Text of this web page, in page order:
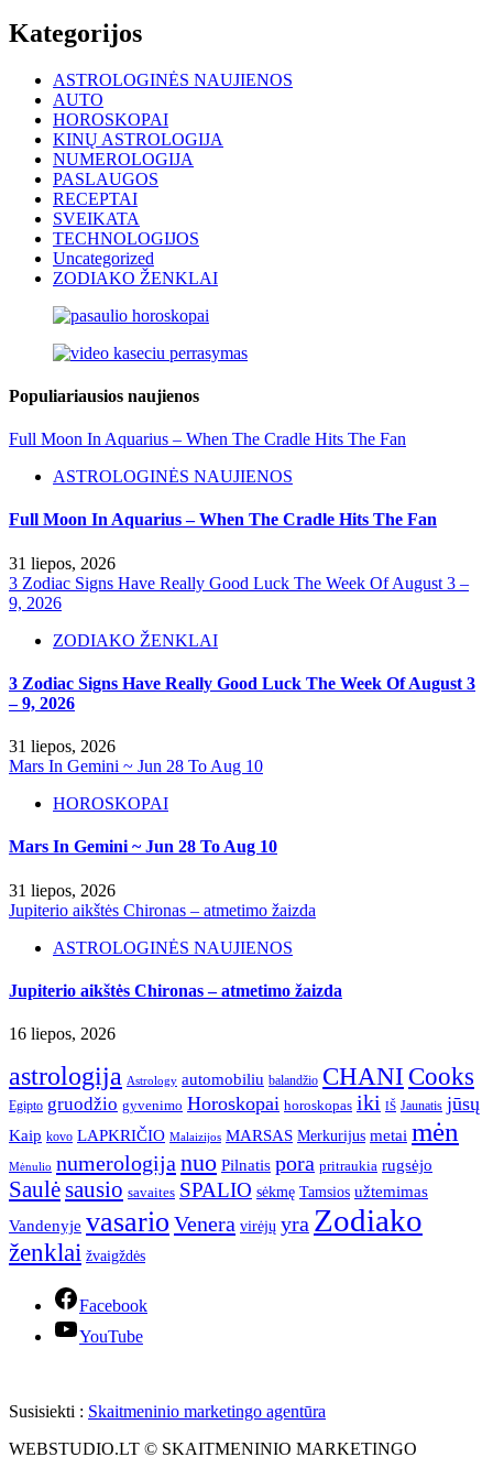
Kategorijos
ASTROLOGINĖS NAUJIENOS
AUTO
HOROSKOPAI
KINŲ ASTROLOGIJA
NUMEROLOGIJA
PASLAUGOS
RECEPTAI
SVEIKATA
TECHNOLOGIJOS
Uncategorized
ZODIAKO ŽENKLAI
Populiariausios naujienos
Full Moon In Aquarius – When The Cradle Hits The Fan
ASTROLOGINĖS NAUJIENOS
Full Moon In Aquarius – When The Cradle Hits The Fan
31 liepos, 2026
3 Zodiac Signs Have Really Good Luck The Week Of August 3 –
9, 2026
ZODIAKO ŽENKLAI
3 Zodiac Signs Have Really Good Luck The Week Of August 3
– 9, 2026
31 liepos, 2026
Mars In Gemini ~ Jun 28 To Aug 10
HOROSKOPAI
Mars In Gemini ~ Jun 28 To Aug 10
31 liepos, 2026
Jupiterio aikštės Chironas – atmetimo žaizda
ASTROLOGINĖS NAUJIENOS
Jupiterio aikštės Chironas – atmetimo žaizda
16 liepos, 2026
astrologija Astrology automobiliu balandžio CHANI Cooks
Egipto gruodžio gyvenimo Horoskopai horoskopas iki IŠ Jaunatis jūsų
Kaip kovo LAPKRIČIO Malaizijos MARSAS Merkurijus metai mėn
Mėnulio numerologija nuo Pilnatis pora pritraukia rugsėjo
Saulėsausio savaites SPALIO sėkmę Tamsios užtemimas
Vandenyje vasario Venera virėjų yra Zodiako
ženklai žvaigždės
Facebook
YouTube
Susisiekti : Skaitmeninio marketingo agentūra
WEBSTUDIO.LT © SKAITMENINIO MARKETINGO